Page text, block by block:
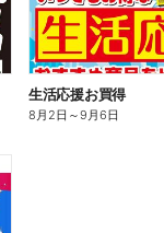
生活応援お買得
8月2日 ～9月6日